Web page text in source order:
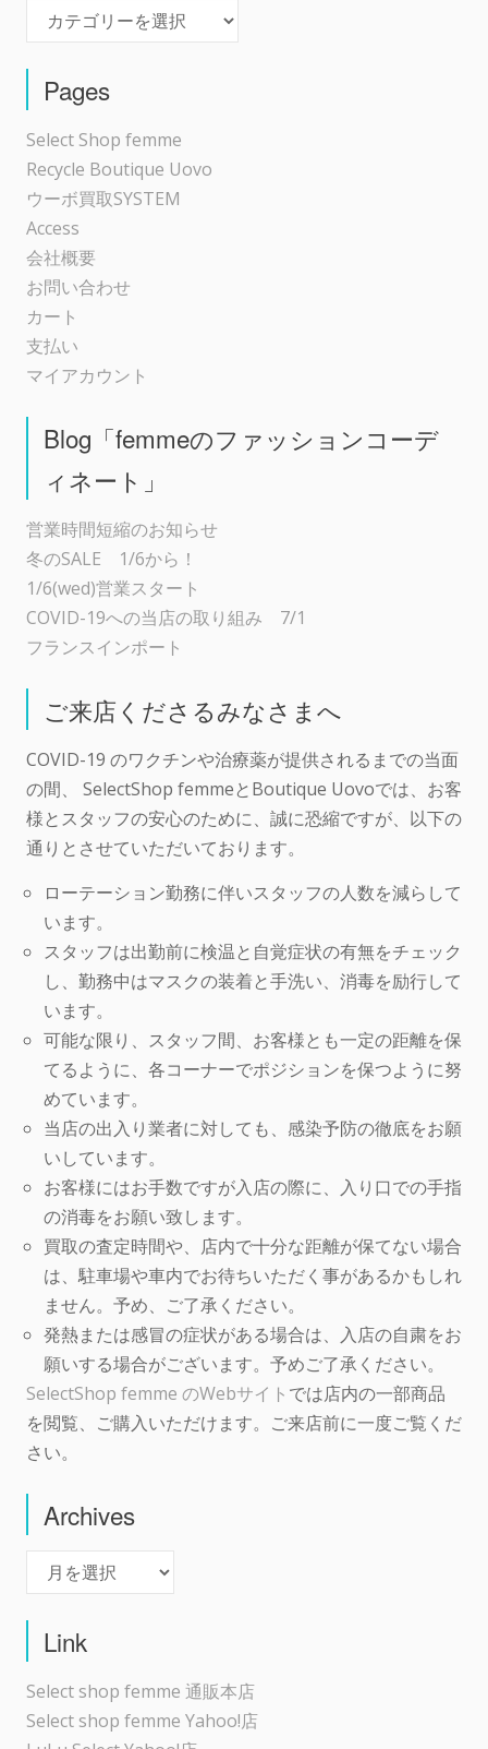
ー
シ
ョ
ン
Pages
Select Shop femme
Recycle Boutique Uovo
ウーボ買取SYSTEM
Access
会社概要
お問い合わせ
カート
支払い
マイアカウント
Blog「femmeのファッションコーデ
ィネート」
営業時間短縮のお知らせ
冬のSALE 1/6から！
1/6(wed)営業スタート
COVID-19への当店の取り組み 7/1
フランスインポート
ご来店くださるみなさまへ
COVID-19 のワクチンや治療薬が提供されるまでの当面
の間、 SelectShop femmeとBoutique Uovoでは、お客
様とスタッフの安心のために、誠に恐縮ですが、以下の
通りとさせていただいております。
ローテーション勤務に伴いスタッフの人数を減らして
います。
スタッフは出勤前に検温と自覚症状の有無をチェック
し、勤務中はマスクの装着と手洗い、消毒を励行して
います。
可能な限り、スタッフ間、お客様とも一定の距離を保
てるように、各コーナーでポジションを保つように努
めています。
当店の出入り業者に対しても、感染予防の徹底をお願
いしています。
お客様にはお手数ですが入店の際に、入り口での手指
の消毒をお願い致します。
買取の査定時間や、店内で十分な距離が保てない場合
は、駐車場や車内でお待ちいただく事があるかもしれ
ません。予め、ご了承ください。
発熱または感冒の症状がある場合は、入店の自粛をお
願いする場合がございます。予めご了承ください。
SelectShop femme のWebサイト では店内の一部商品
を閲覧、ご購入いただけます。ご来店前に一度ご覧くだ
さい。
Archives
Link
Select shop femme 通販本店
Select shop femme Yahoo!店